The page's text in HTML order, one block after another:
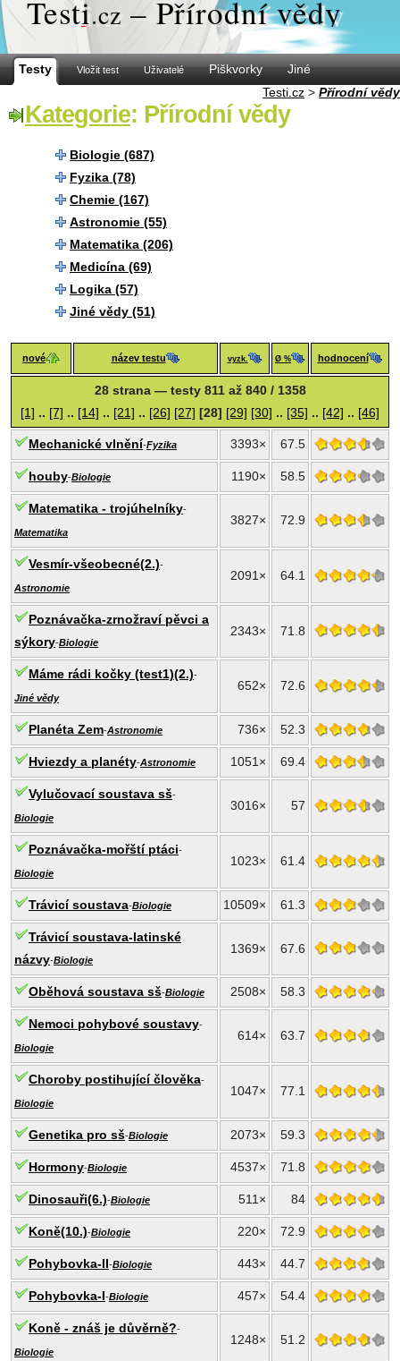
Testi.cz – Přírodní vědy
Testy Vložit test Uživatelé Piškvorky
Jiné
Testi.cz > Přírodní vědy
Kategorie: Přírodní vědy
Biologie (687)
Fyzika (78)
Chemie (167)
Astronomie (55)
Matematika (206)
Medicína (69)
Logika (57)
Jiné vědy (51)
nové název testu vyzk. Ø % hodnocení
28 strana — testy 811 až 840 / 1358
[1] .. [7] .. [14] .. [21] .. [26] [27] [28] [29] [30] .. [35] .. [42] .. [46]
Mechanické vlnění-Fyzika 3393× 67.5
houby-Biologie 1190× 58.5
Matematika - trojúhelníky-
Matematika
3827× 72.9
Vesmír-všeobecné(2.)-
Astronomie
2091× 64.1
Poznávačka-zrnožraví pěvci a
sýkory-Biologie
2343× 71.8
Máme rádi kočky (test1)(2.)-
Jiné vědy
652× 72.6
Planéta Zem-Astronomie 736× 52.3
Hviezdy a planéty-Astronomie 1051× 69.4
Vylučovací soustava sš-
Biologie
3016× 57
Poznávačka-mořští ptáci-
Biologie
1023× 61.4
Trávicí soustava-Biologie 10509× 61.3
Trávicí soustava-latinské
názvy-Biologie
1369× 67.6
Oběhová soustava sš-Biologie 2508× 58.3
Nemoci pohybové soustavy-
Biologie
614× 63.7
Choroby postihující člověka-
Biologie
1047× 77.1
Genetika pro sš-Biologie 2073× 59.3
Hormony-Biologie 4537× 71.8
Dinosauři(6.)-Biologie 511× 84
Koně(10.)-Biologie 220× 72.9
Pohybovka-II-Biologie 443× 44.7
Pohybovka-I-Biologie 457× 54.4
Koně - znáš je důvěrně?-
Biologie
1248× 51.2